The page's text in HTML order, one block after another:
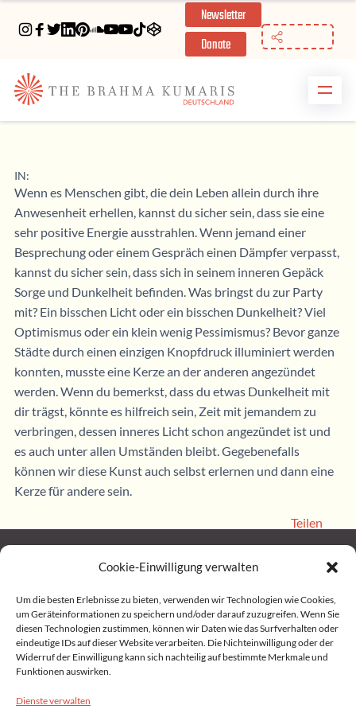
Cookie-Einwilligung verwalten
Um die besten Erlebnisse zu bieten, verwenden wir Technologien wie Cookies,
um Geräteinformationen zu speichern und/oder darauf zuzugreifen. Wenn Sie
diesen Technologien zustimmen, können wir Daten wie das Surfverhalten oder
eindeutige IDs auf dieser Website verarbeiten. Die Nichteinwilligung oder der
Widerruf der Einwilligung kann sich nachteilig auf bestimmte Merkmale und
Funktionen auswirken.
Dienste verwalten
Newsletter
Donate
IN:
Wenn es Menschen gibt, die dein Leben allein durch ihre
Anwesenheit erhellen, kannst du sicher sein, dass sie eine
sehr positive Energie ausstrahlen. Wenn jemand einer
Besprechung oder einem Gespräch einen Dämpfer verpasst,
kannst du sicher sein, dass sich in seinem inneren Gepäck
Sorge und Dunkelheit befinden. Was bringst du zur Party
mit? Ein bisschen Licht oder ein bisschen Dunkelheit? Viel
Optimismus oder ein klein wenig Pessimismus? Bevor ganze
Städte durch einen einzigen Knopfdruck illuminiert werden
konnten, musste eine Kerze an der anderen angezündet
werden. Wenn du bemerkst, dass du etwas Dunkelheit mit
dir trägst, könnte es hilfreich sein, Zeit mit jemandem zu
verbringen, dessen inneres Licht schon angezündet ist und
es auch unter allen Umständen bleibt. Gegebenefalls
können wir diese Kunst auch selbst erlernen und dann eine
Kerze für andere sein.
Teilen
Home
Impressum